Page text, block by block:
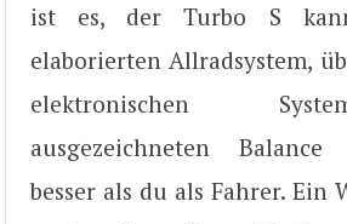
ist es, der Turbo S
elaborierten Allradsystem,
elektronischen
ausgezeichneten
besser als du als Fahrer. Ein